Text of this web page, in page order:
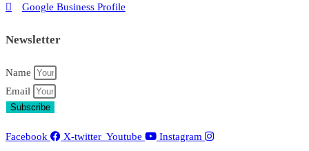
Google Business Profile
Newsletter
Name
Email
Subscribe
Facebook X-twitter Youtube Instagram